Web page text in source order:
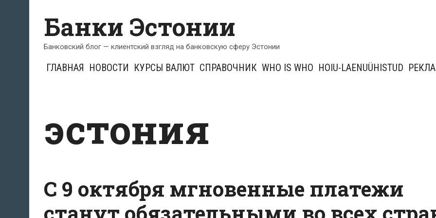
содержимому
Банки Эстонии
Банковский блог — клиентский взгляд на банковскую сферу Эстонии
ГЛАВНАЯ НОВОСТИ КУРСЫ ВАЛЮТ СПРАВОЧНИК WHO IS WHO HOIU-LAENUÜHISTUD
эстония
С 9 октября мгновенные платежи